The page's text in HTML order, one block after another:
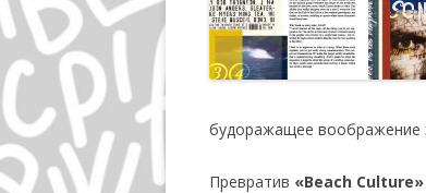
будоражащее воображение
Превратив «Beach Culture»